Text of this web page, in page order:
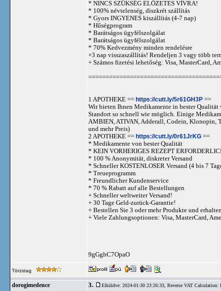
* NINCS SZÜKSÉG ELŐZETES VÍVRA!
* 100% névtelenség, diszkrét szállítás
* Gyors INGYENES kiszállítás (4-7 nap)
* Hűségprogram
* Barátságos ügyfélszolgálat
* Barátságos ügyfélszolgálat
* 70% Kedvezmény minden rendelésre
+3 nap visszaszállítás! Rendeljen 3 vagy több
+ Számos fizetési lehetőség: Visa, MasterCard,
1 APOTHEKE == https://cutt.ly/5r61GH3P ==
Wir bieten Ihnen Medikamente in bester
Standort so schnell wie möglich. Einige
AMBIEN, ATIVAN, Adderall, Codein, Klonopin,
und mehr Preis)
2 APOTHEKE == https://cutt.ly/0r61JrKG ==
* Medikamente von bester Qualität
* KEIN VORHERIGES REZEPT
* 100 % Anonymität, diskreter Versand
* Schneller KOSTENLOSER Versand (4 bis 7
* Treueprogramm
* Freundlicher Kundenservice
* 70 % Rabatt auf alle Bestellungen
+ Schneller weltweiter Versand!
+ 30 Tage Geld-zurück-Garantie!
+ Bestellen Sie 3 oder mehr Produkte und
+ Viele Zahlungsoptionen: Visa, MasterCard,
9gGghC7OpaO
Törzstag
dorogimedence 3. Elküldve: 2024-01-30 23:26:33, Reverse VAT